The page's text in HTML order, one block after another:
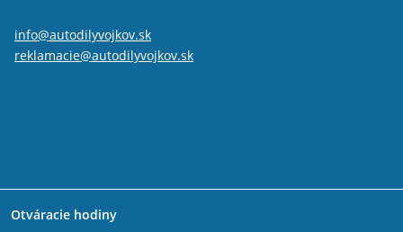
info@autodilyvojkov.sk
reklamacie@autodilyvojkov.sk
Otváracie hodiny